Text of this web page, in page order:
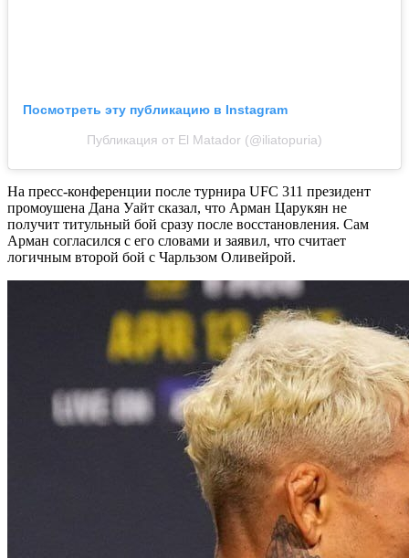
Посмотреть эту публикацию в Instagram
Публикация от El Matador (@iliatopuria)
На пресс-конференции после турнира UFC 311 президент
промоушена Дана Уайт сказал, что Арман Царукян не
получит титульный бой сразу после восстановления. Сам
Арман согласился с его словами и заявил, что считает
логичным второй бой с Чарльзом Оливейрой.